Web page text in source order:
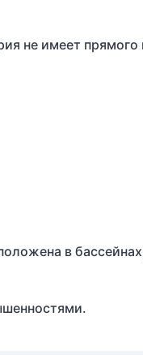
не имеет
в